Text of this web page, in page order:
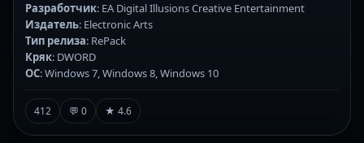
Разработчик: EA Digital Illusions Creative Entertainment
Издатель: Electronic Arts
Тип релиза: RePack
Кряк: DWORD
ОС: Windows 7, Windows 8, Windows 10
412 💬 0 ★ 4.6